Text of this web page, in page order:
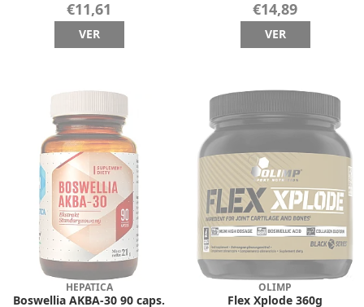
€11,61
VER
€14,89
VER
HEPATICA
Boswellia AKBA-30 90 caps.
OLIMP
Flex Xplode 360g